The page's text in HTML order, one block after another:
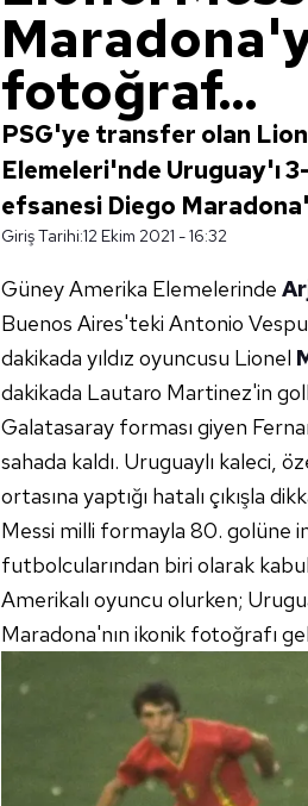
fotoğraf...
PSG'ye transfer olan
Elemeleri'nde Uruguay'ı
efsanesi Diego
Giriş Tarihi:12 Ekim 2021 - 16:32
Güney Amerika Elemelerinde
Buenos Aires'teki Antonio
dakikada yıldız oyuncusu Lionel
dakikada Lautaro Martinez'in
Galatasaray forması giyen
sahada kaldı. Uruguaylı kaleci,
ortasına yaptığı hatalı çıkışla
Messi milli formayla 80. golüne
futbolcularından biri olarak
Amerikalı oyuncu olurken;
Maradona'nın ikonik fotoğrafı